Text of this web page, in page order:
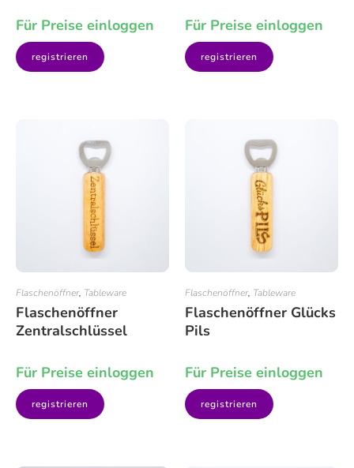
Für Preise einloggen
registrieren
Für Preise einloggen
registrieren
Flaschenöffner, Tableware
Flaschenöffner
Zentralschlüssel
Für Preise einloggen
registrieren
Flaschenöffner, Tableware
Flaschenöffner Glücks
Pils
Für Preise einloggen
registrieren